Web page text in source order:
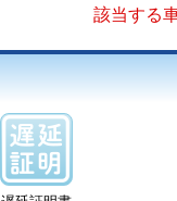
該当する